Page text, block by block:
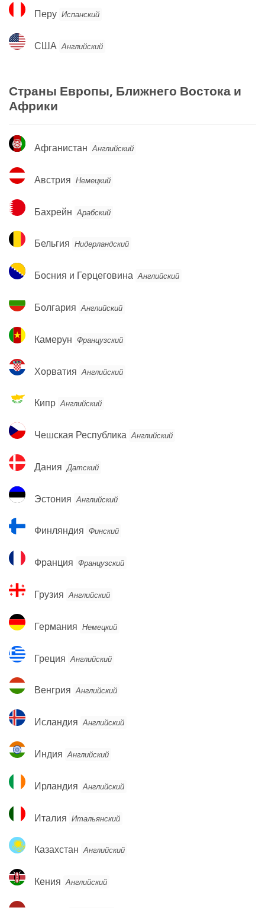
Перу
Перу Испанский
США
США Английский
Страны Европы, Ближнего Востока и
Африки
Афганистан
Афганистан Английский
Австрия
Австрия Немецкий
Бахрейн
Бахрейн Арабский
Бельгия
Бельгия Нидерландский
Босния
и
Босния и Герцеговина Английский
Болгария
Болгария Английский
Камерун
Камерун Французский
Хорватия
Хорватия Английский
Кипр
Кипр Английский
Чешская
Республика
Чешская Республика Английский
Дания
Дания Датский
Эстония
Эстония Английский
Финляндия
Финляндия Финский
Франция
Франция Французский
Грузия
Грузия Английский
Германия
Германия Немецкий
Греция
Греция Английский
Венгрия
Венгрия Английский
Исландия
Исландия Английский
Индия
Индия Английский
Ирландия
Ирландия Английский
Италия
Италия Итальянский
Казахстан
Казахстан Английский
Кения
Кения Английский